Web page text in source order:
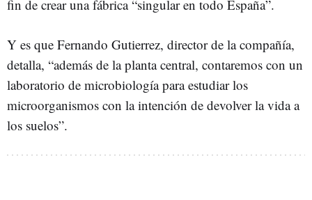
fin de crear una fábrica “singular en todo España”.
Y es que Fernando Gutierrez, director de la compañía,
detalla, “además de la planta central, contaremos con un
laboratorio de microbiología para estudiar los
microorganismos con la intención de devolver la vida a
los suelos”.